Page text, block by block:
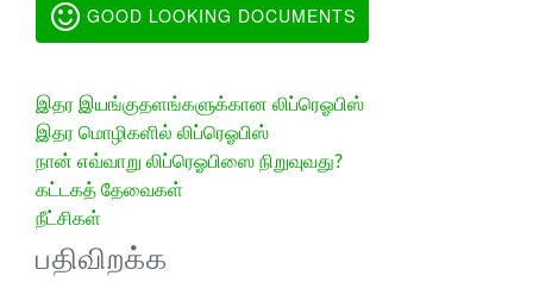
GOOD LOOKING DOCUMENTS
இதர இயங்குதளங்களுக்கான லிப்ரெஓபிஸ்
இதர மொழிகளில் லிப்ரெஓபிஸ்
நான் எவ்வாறு லிப்ரெஓபிஸை நிறுவுவது?
கட்டகத் தேவைகள்
நீட்சிகள்
பதிவிறக்க